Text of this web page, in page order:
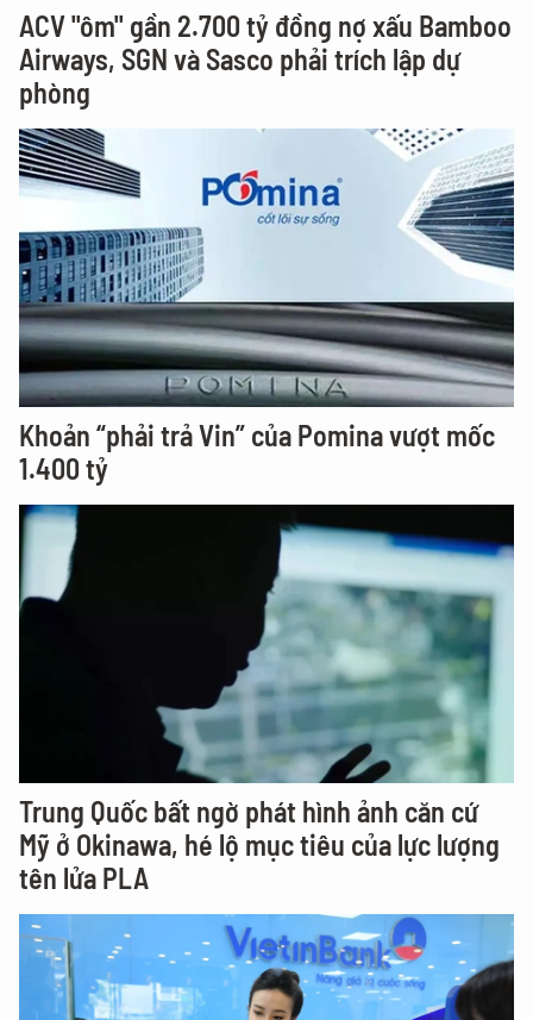
ACV "ôm" gần 2.700 tỷ đồng nợ xấu Bamboo
Airways, SGN và Sasco phải trích lập dự
phòng
Khoản “phải trả Vin” của Pomina vượt mốc
1.400 tỷ
Trung Quốc bất ngờ phát hình ảnh căn cứ
Mỹ ở Okinawa, hé lộ mục tiêu của lực lượng
tên lửa PLA